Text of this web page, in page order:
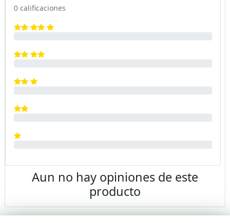
Aun no hay opiniones de este
producto
0 calificaciones